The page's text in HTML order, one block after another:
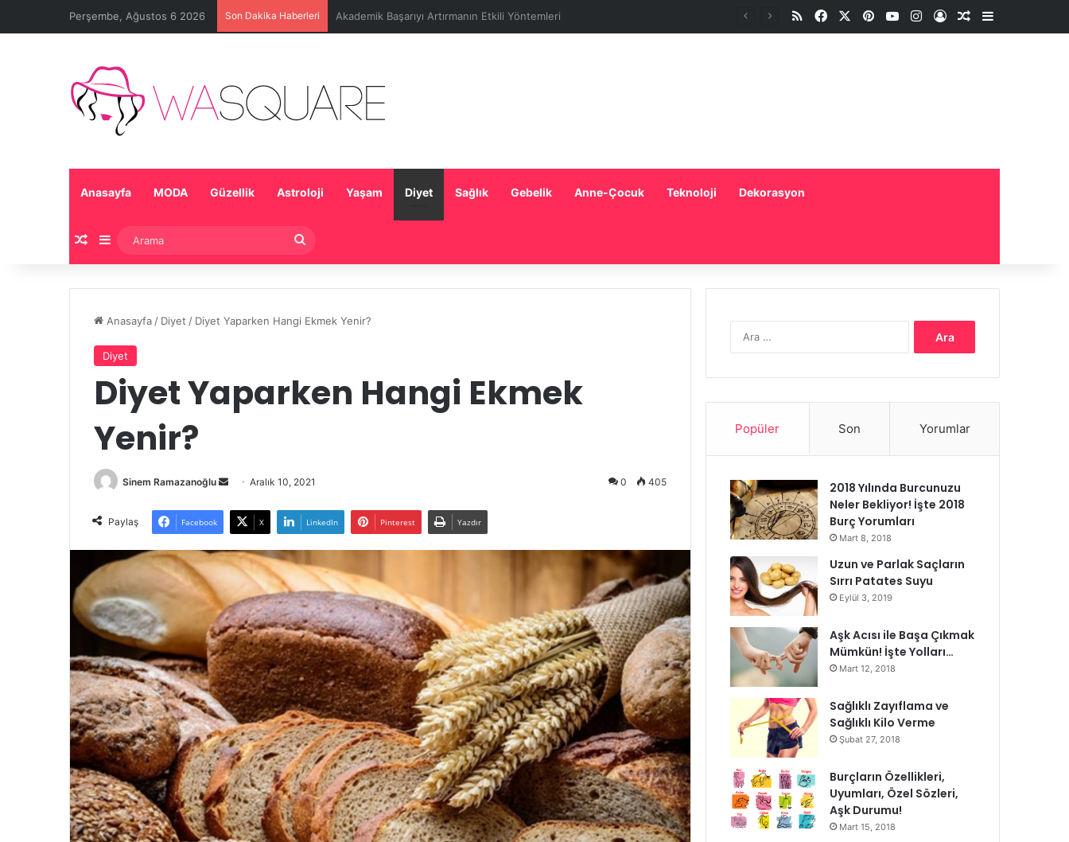
Perşembe, Ağustos 6 2026 Son Dakika Haberleri Bebek Beslenmesinde Doğru Bilinen Yanlışlar RSSFacebookPinterestYouTubeInstagramOturum aç
Rastgele Makale
Kenar
Anasayfa MODA Güzellik Astroloji Yaşam Diyet Sağlık Gebelik Anne-Çocuk Teknoloji Dekorasyon
Rastgele Makale
Kenar Bölmesi
Anasayfa / Diyet / Diyet Yaparken Hangi Ekmek Yenir?
Diyet
Diyet Yaparken Hangi Ekmek
Yenir?
Sinem Ramazanoğlu
Bir
posta
Aralık 10, 2021 0 405
Paylaş Facebook X LinkedIn Pinterest Yazdır
Popüler Son Yorumlar
2018 Yılında Burcunuzu
Neler Bekliyor! İşte 2018
Burç Yorumları
Mart 8, 2018
Uzun ve Parlak Saçların
Sırrı Patates Suyu
Eylül 3, 2019
Aşk Acısı ile Başa Çıkmak
Mümkün! İşte Yolları…
Mart 12, 2018
Sağlıklı Zayıflama ve
Sağlıklı Kilo Verme
Şubat 27, 2018
Burçların Özellikleri,
Uyumları, Özel Sözleri,
Aşk Durumu!
Mart 15, 2018